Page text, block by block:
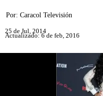
Por: Caracol Televisión
25 de Jul, 2014
Actualizado: 6 de feb, 2016